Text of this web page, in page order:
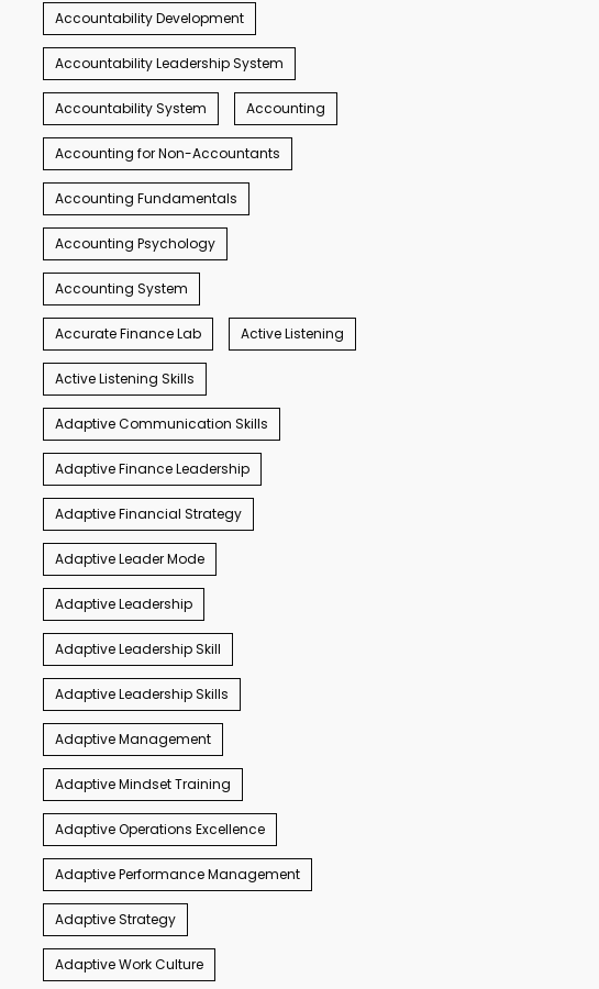
Accountability Development
Accountability Leadership System
Accountability System Accounting
Accounting for Non-Accountants
Accounting Fundamentals
Accounting Psychology
Accounting System
Accurate Finance Lab Active Listening
Active Listening Skills
Adaptive Communication Skills
Adaptive Finance Leadership
Adaptive Financial Strategy
Adaptive Leader Mode
Adaptive Leadership
Adaptive Leadership Skill
Adaptive Leadership Skills
Adaptive Management
Adaptive Mindset Training
Adaptive Operations Excellence
Adaptive Performance Management
Adaptive Strategy
Adaptive Work Culture